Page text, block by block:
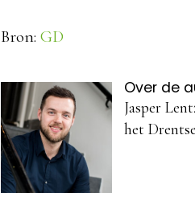
Bron: GD
Over de
Jasper
het